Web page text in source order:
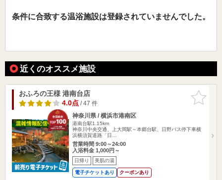
条件に合致する温浴施設は登録されていませんでした。
近くのオススメ施設
お気に入
りに追加
おふろの王様 港南台店
4.0点/ 47 件
神奈川県 / 横浜市港南区
港南台駅1.15km
神奈川中央交通、上大岡駅～本郷台駅、日野バス停下車横
浜横須賀道路「日…
営業時間 9:00～24:00
入浴料金 1,000円～
日帰り 美肌の湯
電子チケットあり クーポンあり